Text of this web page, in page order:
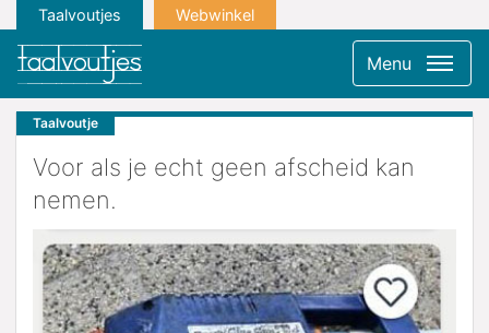
Taalvoutjes Webwinkel
Menu
Taalvoutje
Voor als je echt geen afscheid kan
nemen.